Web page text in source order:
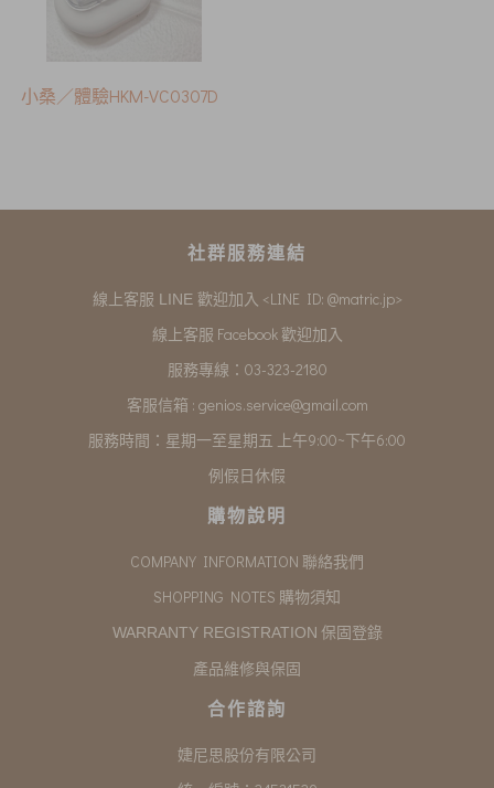
小桑／體驗HKM-VC0307D
社群服務連結
線上客服 LINE 歡迎加入 <LINE ID: @matric.jp>
線上客服 Facebook 歡迎加入
服務專線：03-323-2180
客服信箱 : genios.service@gmail.com
服務時間：星期一至星期五 上午9:00~下午6:00
例假日休假
購物說明
COMPANY INFORMATION 聯絡我們
SHOPPING NOTES 購物須知
WARRANTY REGISTRATION 保固登錄
產品維修與保固
合作諮詢
婕尼思股份有限公司